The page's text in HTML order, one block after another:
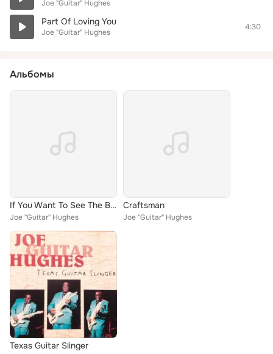
Joe "Guitar" Hughes
Part Of Loving You
Joe "Guitar" Hughes
4:30
Альбомы
If You Want To See The Blues
Joe "Guitar" Hughes
Craftsman
Joe "Guitar" Hughes
Texas Guitar Slinger